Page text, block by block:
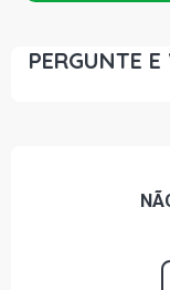
PERGUNTE